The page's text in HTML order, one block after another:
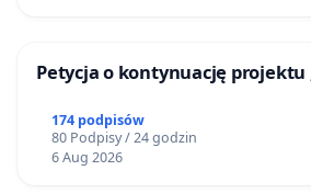
Petycja o kontynuację projektu
174 podpisów
80 Podpisy / 24 godzin
6 Aug 2026